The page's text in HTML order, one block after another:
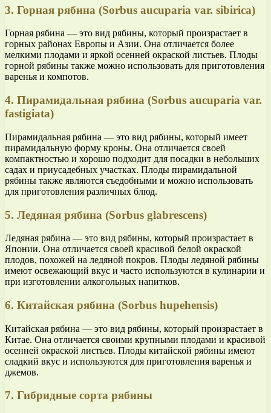
3. Горная рябина (Sorbus aucuparia var. sibirica)
Горная рябина — это вид рябины, который произрастает в
горных районах Европы и Азии. Она отличается более
мелкими плодами и яркой осенней окраской листьев. Плоды
горной рябины также можно использовать для приготовления
варенья и компотов.
4. Пирамидальная рябина (Sorbus aucuparia var.
fastigiata)
Пирамидальная рябина — это вид рябины, который имеет
пирамидальную форму кроны. Она отличается своей
компактностью и хорошо подходит для посадки в небольших
садах и приусадебных участках. Плоды пирамидальной
рябины также являются съедобными и можно использовать
для приготовления различных блюд.
5. Ледяная рябина (Sorbus glabrescens)
Ледяная рябина — это вид рябины, который произрастает в
Японии. Она отличается своей красивой белой окраской
плодов, похожей на ледяной покров. Плоды ледяной рябины
имеют освежающий вкус и часто используются в кулинарии и
при изготовлении алкогольных напитков.
6. Китайская рябина (Sorbus hupehensis)
Китайская рябина — это вид рябины, который произрастает в
Китае. Она отличается своими крупными плодами и красивой
осенней окраской листьев. Плоды китайской рябины имеют
сладкий вкус и используются для приготовления варенья и
джемов.
7. Гибридные сорта рябины